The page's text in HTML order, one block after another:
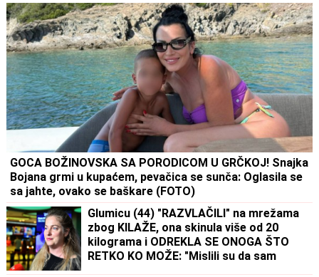
GOCA BOŽINOVSKA SA PORODICOM U GRČKOJ! Snajka
Bojana grmi u kupaćem, pevačica se sunča: Oglasila se
sa jahte, ovako se baškare (FOTO)
Glumicu (44) "RAZVLAČILI" na mrežama
zbog KILAŽE, ona skinula više od 20
kilograma i ODREKLA SE ONOGA ŠTO
RETKO KO MOŽE: "Mislili su da sam